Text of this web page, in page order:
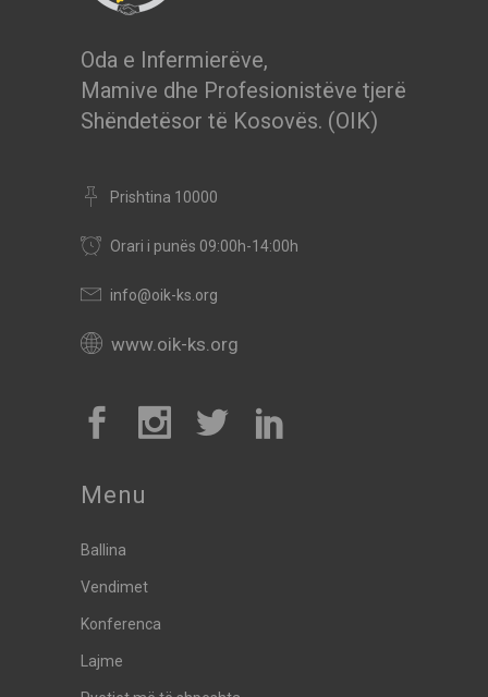
Oda e Infermierëve,
Mamive dhe Profesionistëve tjerë
Shëndetësor të Kosovës. (OIK)
Prishtina 10000
Orari i punës 09:00h-14:00h
info@oik-ks.org
www.oik-ks.org
Menu
Ballina
Vendimet
Konferenca
Lajme